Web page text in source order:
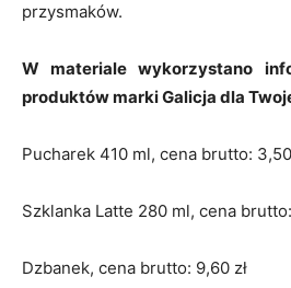
przysmaków.
W materiale wykorzystano
produktów marki Galicja dla
Pucharek 410 ml, cena brutto: 3,50
Szklanka Latte 280 ml, cena
Dzbanek, cena brutto: 9,60 zł